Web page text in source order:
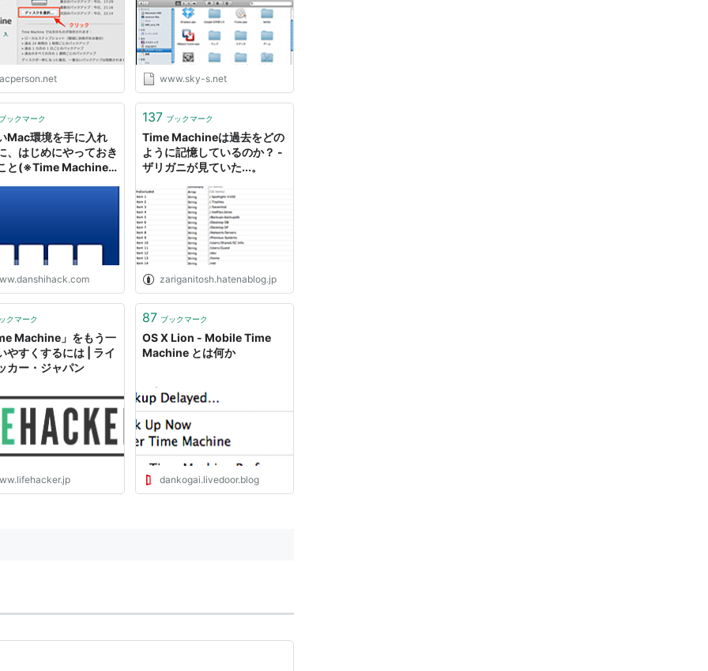
www.sky-s.net
ックマーク
Mac環境を手に入れ
、はじめにやっておき
と(※Time Machine
137 ブックマーク
Time Machineは過去をどの
ように記憶しているのか？ -
ザリガニが見ていた...。
zariganitosh.hatenablog.jp
クマーク
Machine」をもう一
やすくするには | ライ
カー・ジャパン
87 ブックマーク
OS X Lion - Mobile Time
Machine とは何か
dankogai.livedoor.blog